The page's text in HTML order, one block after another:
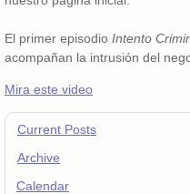
El primer episodio Intento
acompañan la intrusión del
Mira este video
Current Posts
Archive
Calendar